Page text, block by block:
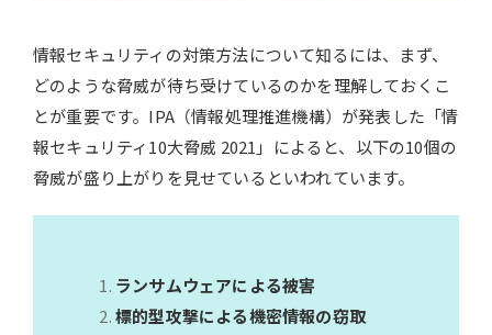
情報セキュリティの対策方法について知るには、まず、
どのような脅威が待ち受けているのかを理解しておくこ
とが重要です。IPA（情報処理推進機構）が発表した「情
報セキュリティ10大脅威 2021」によると、以下の10個の
脅威が盛り上がりを見せているといわれています。
ランサムウェアによる被害
標的型攻撃による機密情報の窃取